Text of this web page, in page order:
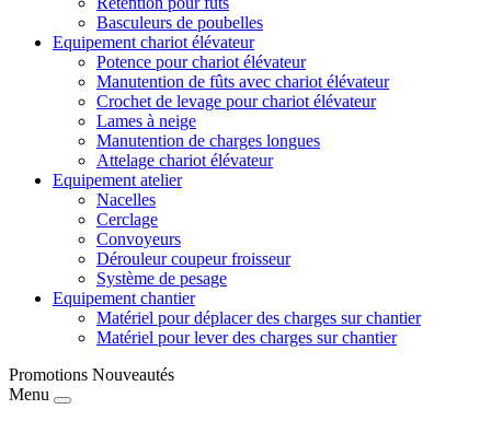
Basculeurs de poubelles
Equipement chariot élévateur
Potence pour chariot élévateur
Manutention de fûts avec chariot élévateur
Crochet de levage pour chariot élévateur
Lames à neige
Manutention de charges longues
Attelage chariot élévateur
Equipement atelier
Nacelles
Cerclage
Convoyeurs
Dérouleur coupeur froisseur
Système de pesage
Equipement chantier
Matériel pour déplacer des charges sur chantier
Matériel pour lever des charges sur chantier
Promotions Nouveautés
Menu